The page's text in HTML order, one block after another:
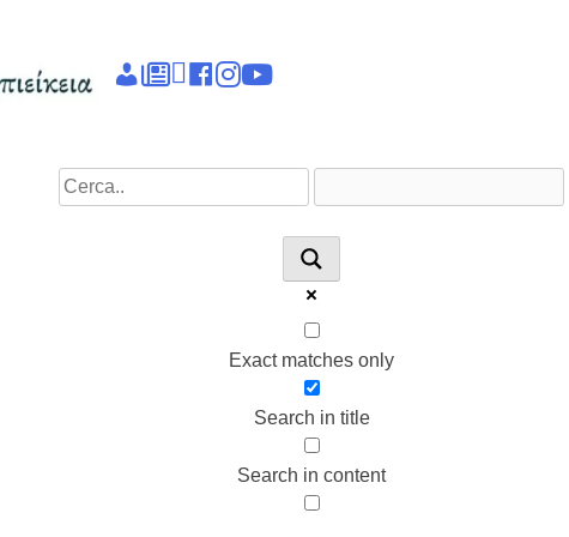
Epieikeia
Dettagli
News
Linkedin
facebook
instagram
youtube
Exact matches only
Search in title
Search in content